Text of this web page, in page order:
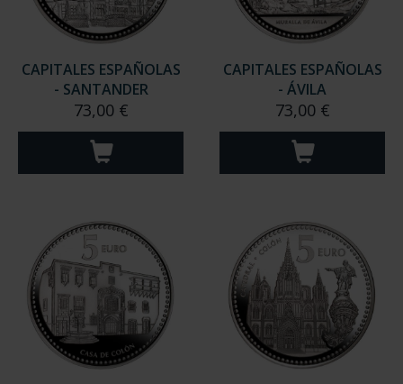
CAPITALES ESPAÑOLAS
- SANTANDER
73,00 €
CAPITALES ESPAÑOLAS
- ÁVILA
73,00 €